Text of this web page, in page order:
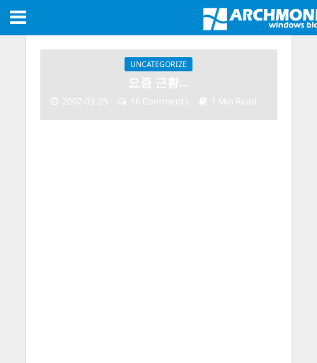
UNCATEGORIZE
요즘 근황…
2007-03-25 16 Comments 1 Min Read